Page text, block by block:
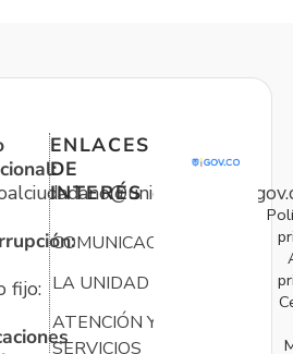
fijo:
ENLACES
DE
INTERÉS
COMUNICACIONES
LA UNIDAD
ATENCIÓN Y
SERVICIOS